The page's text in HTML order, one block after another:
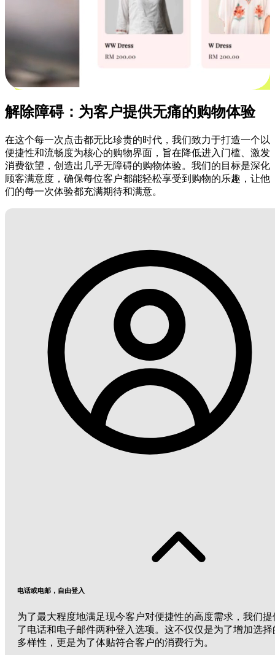
解除障碍：为客户提供无痛的购物体验
在这个每一次点击都无比珍贵的时代，我们致力于打造一个以
便捷性和流畅度为核心的购物界面，旨在降低进入门槛、激发
消费欲望，创造出几乎无障碍的购物体验。我们的目标是深化
顾客满意度，确保每位客户都能轻松享受到购物的乐趣，让他
们的每一次体验都充满期待和满意。
电话或电邮，自由登入
为了最大程度地满足现今客户对便捷性的高度需求，我们提
了电话和电子邮件两种登入选项。这不仅仅是为了增加选择
多样性，更是为了体贴符合客户的消费行为。